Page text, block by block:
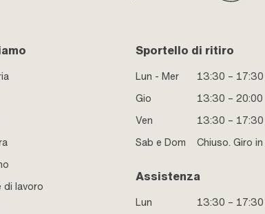
di lavoro
Sportello di ritiro
Lun - Mer
13:30 – 17:30
Gio
13:30 – 20:00
Ven
13:30 – 17:30
Sab e Dom
Chiuso. Giro
Assistenza
Lun 13:30 – 17:30